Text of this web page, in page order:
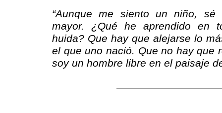
“Aunque me siento un niño,
mayor. ¿Qué he aprendido en
huida? Que hay que alejarse lo
el que uno nació. Que no hay que
soy un hombre libre en el paisaje